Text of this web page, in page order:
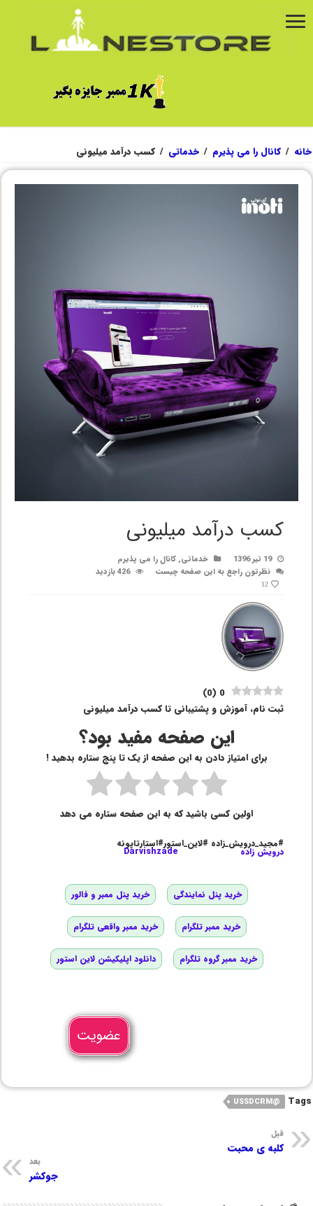
خانه / کانال را می پذیرم / خدماتی / کسب درآمد میلیونی
کسب درآمد میلیونی
19 تیر 1396 خدماتی,کانال را می پذیرم
نظرتون راجع به این صفحه چیست
426 بازدید
12
0
(
0
)
ثبت نام، آموزش و پشتیبانی تا کسب درآمد میلیونی
این صفحه مفید بود؟
برای امتیاز دادن به این صفحه از یک تا پنج ستاره بدهید !
اولین کسی باشید که به این صفحه ستاره می دهد
#مجید_درویش_زاده #لاین_استور#استارتاپونه
درویش زاده Darvishzade
خرید پنل نمایندگی خرید پنل ممبر و فالور
خرید ممبر تلگرام خرید ممبر واقعی تلگرام
خرید ممبر گروه تلگرام دانلود اپلیکیشن لاین استور
عضویت
Tags
@USSDCRM
قبل
کلبه ی محبت
بعد
جوکشر